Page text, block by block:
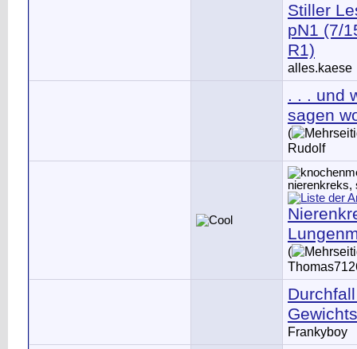
Stiller
pN1 (7/
R1)
alles.kaese
. . . und
sagen
(
Rudolf
(
Frankyboy